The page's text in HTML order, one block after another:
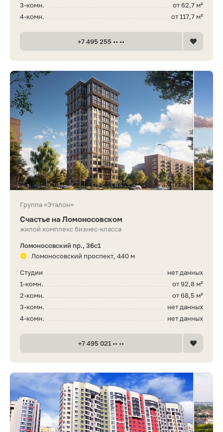
от 62,7 м²
3-комн.
от 117,7 м²
4-комн.
+7 495 255 •• ••
Группа «Эталон»
Счастье на Ломоносовском
жилой комплекс бизнес-класса
Ломоносовский пр., 36с1
Ломоносовский проспект, 440 м
нет данных
Студии
от 92,8 м²
1-комн.
от 68,5 м²
2-комн.
нет данных
3-комн.
нет данных
4-комн.
+7 495 021 •• ••